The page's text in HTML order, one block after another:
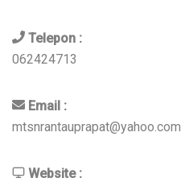
Telepon :
062424713
Email :
mtsnrantauprapat@yahoo.com
Website :